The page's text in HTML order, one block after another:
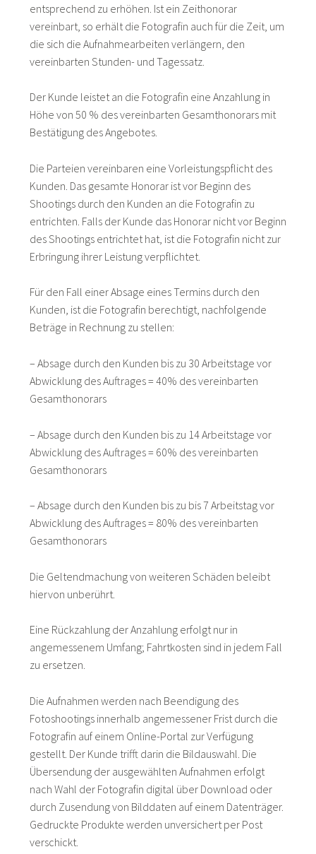
entsprechend zu erhöhen. Ist ein Zeithonorar
vereinbart, so erhält die Fotografin auch für die Zeit, um
die sich die Aufnahmearbeiten verlängern, den
vereinbarten Stunden- und Tagessatz.
Der Kunde leistet an die Fotografin eine Anzahlung in
Höhe von 50 % des vereinbarten Gesamthonorars mit
Bestätigung des Angebotes.
Die Parteien vereinbaren eine Vorleistungspflicht des
Kunden. Das gesamte Honorar ist vor Beginn des
Shootings durch den Kunden an die Fotografin zu
entrichten. Falls der Kunde das Honorar nicht vor Beginn
des Shootings entrichtet hat, ist die Fotografin nicht zur
Erbringung ihrer Leistung verpflichtet.
Für den Fall einer Absage eines Termins durch den
Kunden, ist die Fotografin berechtigt, nachfolgende
Beträge in Rechnung zu stellen:
– Absage durch den Kunden bis zu 30 Arbeitstage vor
Abwicklung des Auftrages = 40% des vereinbarten
Gesamthonorars
– Absage durch den Kunden bis zu 14 Arbeitstage vor
Abwicklung des Auftrages = 60% des vereinbarten
Gesamthonorars
– Absage durch den Kunden bis zu bis 7 Arbeitstag vor
Abwicklung des Auftrages = 80% des vereinbarten
Gesamthonorars
Die Geltendmachung von weiteren Schäden beleibt
hiervon unberührt.
Eine Rückzahlung der Anzahlung erfolgt nur in
angemessenem Umfang; Fahrtkosten sind in jedem Fall
zu ersetzen.
Die Aufnahmen werden nach Beendigung des
Fotoshootings innerhalb angemessener Frist durch die
Fotografin auf einem Online-Portal zur Verfügung
gestellt. Der Kunde trifft darin die Bildauswahl. Die
Übersendung der ausgewählten Aufnahmen erfolgt
nach Wahl der Fotografin digital über Download oder
durch Zusendung von Bilddaten auf einem Datenträger.
Gedruckte Produkte werden unversichert per Post
verschickt.